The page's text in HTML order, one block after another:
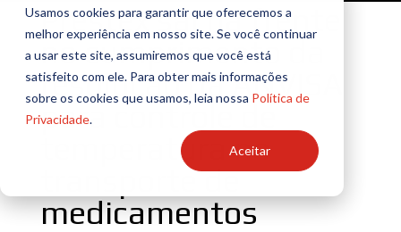
Usamos cookies para garantir que oferecemos a
melhor experiência em nosso site. Se você continuar
a usar este site, assumiremos que você está
satisfeito com ele. Para obter mais informações
sobre os cookies que usamos, leia nossa Política de
Privacidade.
Aceitar
Prestex sai na frente
no cumprimento da
resolução da ANVISA
para controle de
temperatura no
transporte de
medicamentos